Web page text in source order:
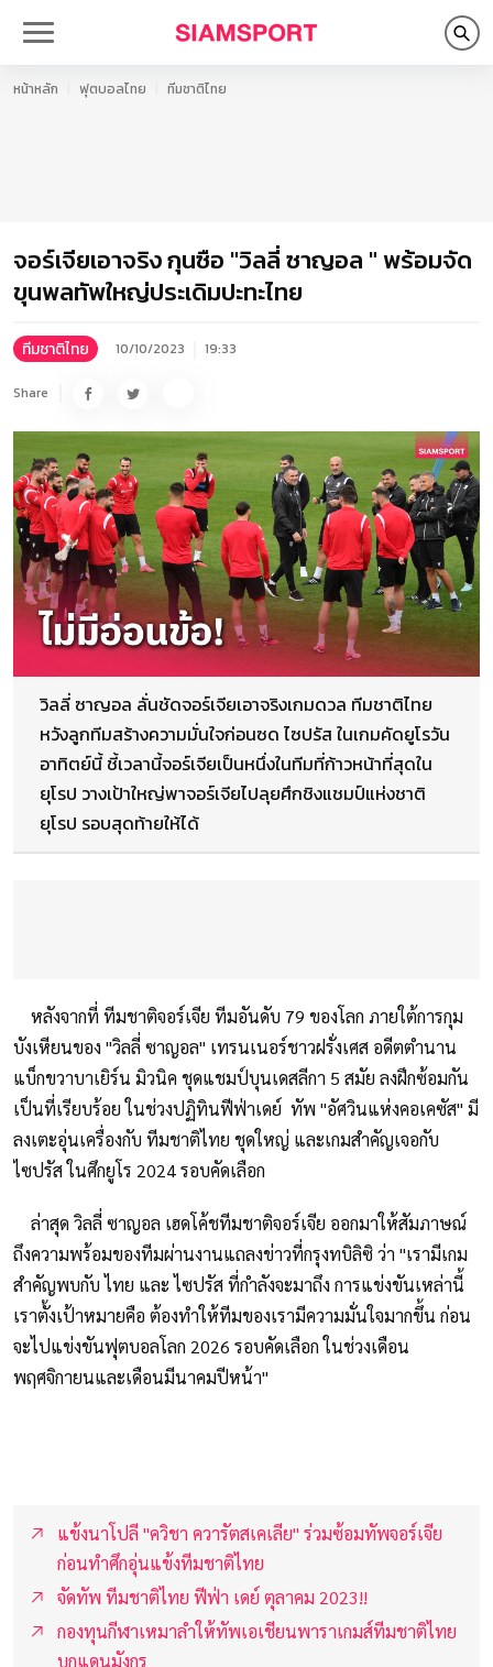
หน้าหลัก ฟุตบอลไทย ทีมชาติไทย
จอร์เจียเอาจริง กุนซือ "วิลลี่ ซาญอล " พร้อมจัด
ขุนพลทัพใหญ่ประเดิมปะทะไทย
ทีมชาติไทย 10/10/2023 19:33
Share
วิลลี่ ซาญอล ลั่นชัดจอร์เจียเอาจริงเกมดวล ทีมชาติไทย
หวังลูกทีมสร้างความมั่นใจก่อนซด ไซปรัส ในเกมคัดยูโรวัน
อาทิตย์นี้ ชี้เวลานี้จอร์เจียเป็นหนึ่งในทีมที่ก้าวหน้าที่สุดใน
ยุโรป วางเป้าใหญ่พาจอร์เจียไปลุยศึกชิงแชมป์แห่งชาติ
ยุโรป รอบสุดท้ายให้ได้
หลังจากที่ ทีมชาติจอร์เจีย ทีมอันดับ 79 ของโลก ภายใต้การกุม
บังเหียนของ "วิลลี่ ซาญอล" เทรนเนอร์ชาวฝรั่งเศส อดีตตำนาน
แบ็กขวาบาเยิร์น มิวนิค ชุดแชมป์บุนเดสลีกา 5 สมัย ลงฝึกซ้อมกัน
เป็นที่เรียบร้อย ในช่วงปฏิทินฟีฟ่าเดย์ ทัพ "อัศวินแห่งคอเคซัส" มี
ลงเตะอุ่นเครื่องกับ ทีมชาติไทย ชุดใหญ่ และเกมสำคัญเจอกับ
ไซปรัส ในศึกยูโร 2024 รอบคัดเลือก
ล่าสุด วิลลี่ ซาญอล เฮดโค้ชทีมชาติจอร์เจีย ออกมาให้สัมภาษณ์
ถึงความพร้อมของทีมผ่านงานแถลงข่าวที่กรุงทบิลิซิ ว่า "เรามีเกม
สําคัญพบกับ ไทย และ ไซปรัส ที่กําลังจะมาถึง การแข่งขันเหล่านี้
เราตั้งเป้าหมายคือ ต้องทําให้ทีมของเรามีความมั่นใจมากขึ้น ก่อน
จะไปแข่งขันฟุตบอลโลก 2026 รอบคัดเลือก ในช่วงเดือน
พฤศจิกายนและเดือนมีนาคมปีหน้า"
แข้งนาโปลี "ควิชา ควารัตสเคเลีย" ร่วมซ้อมทัพจอร์เจีย
ก่อนทำศึกอุ่นแข้งทีมชาติไทย
จัดทัพ ทีมชาติไทย ฟีฟ่า เดย์ ตุลาคม 2023!!
กองทุนกีฬาเหมาลำให้ทัพเอเชียนพาราเกมส์ทีมชาติไทย
บุกแดนมังกร